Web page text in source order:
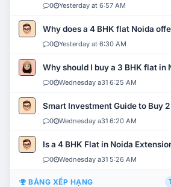
0 Yesterday at 6:57 AM
Why does a 4 BHK flat Noida
0 Yesterday at 6:30 AM
Why should I buy a 3 BHK flat in
0 Wednesday a31 6:25 AM
Smart Investment Guide to Buy
0 Wednesday a31 6:20 AM
Is a 4 BHK Flat in Noida
0 Wednesday a31 5:26 AM
BẢNG XẾP HẠNG